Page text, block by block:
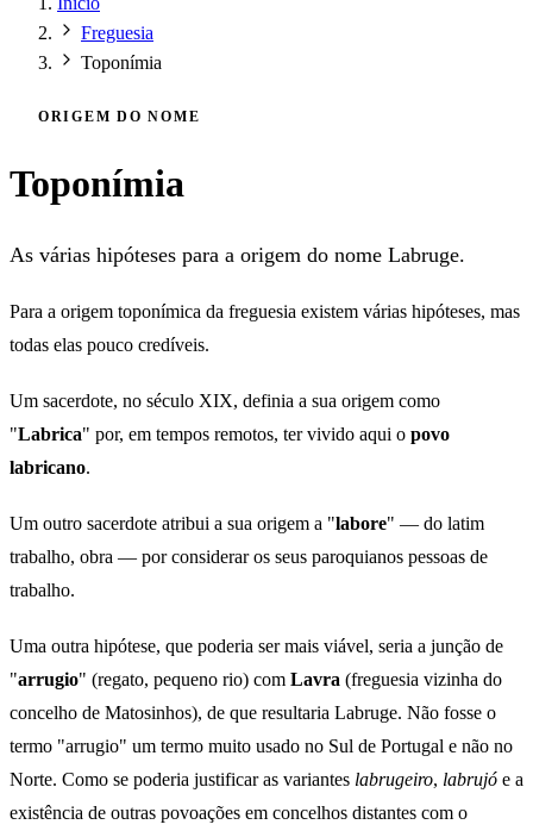
Freguesia
Toponímia
ORIGEM DO NOME
Toponímia
As várias hipóteses para a origem do nome Labruge.
Para a origem toponímica da freguesia existem várias hipóteses, mas
todas elas pouco credíveis.
Um sacerdote, no século XIX, definia a sua origem como
"Labrica" por, em tempos remotos, ter vivido aqui o povo
labricano.
Um outro sacerdote atribui a sua origem a "labore" — do latim
trabalho, obra — por considerar os seus paroquianos pessoas de
trabalho.
Uma outra hipótese, que poderia ser mais viável, seria a junção de
"arrugio" (regato, pequeno rio) com Lavra (freguesia vizinha do
concelho de Matosinhos), de que resultaria Labruge. Não fosse o
termo "arrugio" um termo muito usado no Sul de Portugal e não no
Norte. Como se poderia justificar as variantes labrugeiro, labrujó e a
existência de outras povoações em concelhos distantes com o